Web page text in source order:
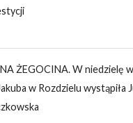
ŻEGOCINA. W niedzielę
w Rozdzielu wystąpiła